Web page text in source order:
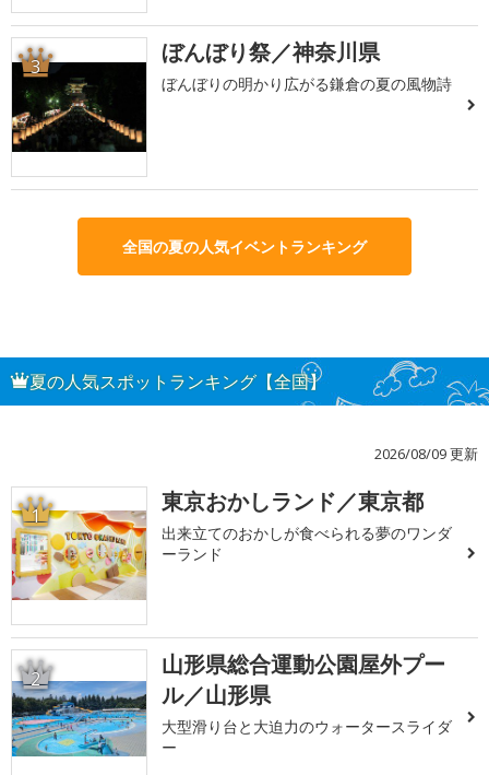
3 ぼんぼり祭／神奈川県
ぼんぼりの明かり広がる鎌倉の夏の風物詩
全国の夏の人気イベントランキング
夏の人気スポットランキング【全国】
2026/08/09 更新
1 東京おかしランド／東京都
出来立てのおかしが食べられる夢のワンダ
ーランド
2
山形県総合運動公園屋外プー
ル／山形県
大型滑り台と大迫力のウォータースライダ
ー